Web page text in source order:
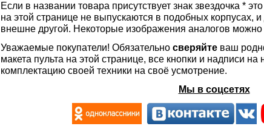
Если в названии товара присутствует знак звездочка *
на этой странице не выпускаются в подобных корпусах,
внешне другой. Некоторые изображения аналогов можно
Уважаемые покупатели! Обязательно сверяйте ваш
макета пульта на этой странице, все кнопки и надписи
комплектацию своей техники на своё усмотрение.
Мы в соцсетях